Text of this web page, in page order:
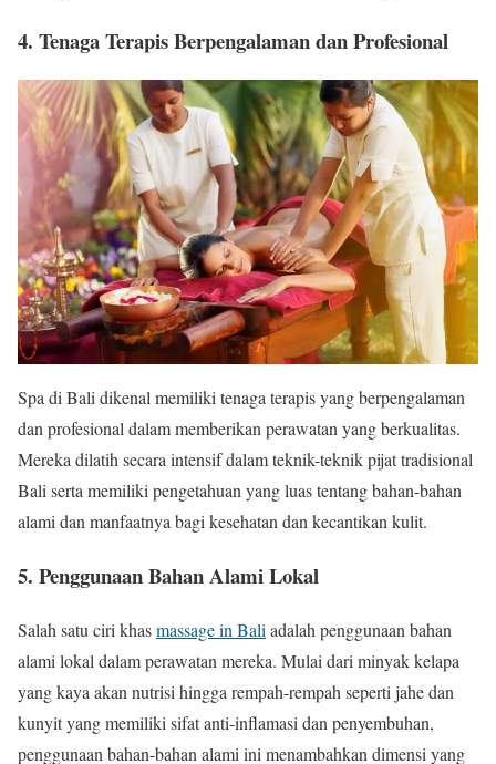
4. Tenaga Terapis Berpengalaman dan Profesional
Spa di Bali dikenal memiliki tenaga terapis yang berpengalaman
dan profesional dalam memberikan perawatan yang berkualitas.
Mereka dilatih secara intensif dalam teknik-teknik pijat tradisional
Bali serta memiliki pengetahuan yang luas tentang bahan-bahan
alami dan manfaatnya bagi kesehatan dan kecantikan kulit.
5. Penggunaan Bahan Alami Lokal
Salah satu ciri khasmassage in Bali adalah penggunaan bahan
alami lokal dalam perawatan mereka. Mulai dari minyak kelapa
yang kaya akan nutrisi hingga rempah-rempah seperti jahe dan
kunyit yang memiliki sifat anti-inflamasi dan penyembuhan,
penggunaan bahan-bahan alami ini menambahkan dimensi yang